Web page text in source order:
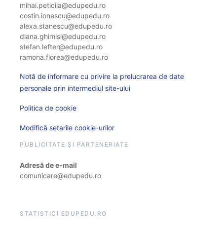
mihai.peticila@edupedu.ro
costin.ionescu@edupedu.ro
alexa.stanescu@edupedu.ro
diana.ghimisi@edupedu.ro
stefan.lefter@edupedu.ro
ramona.florea@edupedu.ro
Notă de informare cu privire la prelucrarea de date
personale prin intermediul site-ului
Politica de cookie
Modifică setarile cookie-urilor
PUBLICITATE ȘI PARTENERIATE
Adresă de e-mail
comunicare@edupedu.ro
STATISTICI EDUPEDU.RO